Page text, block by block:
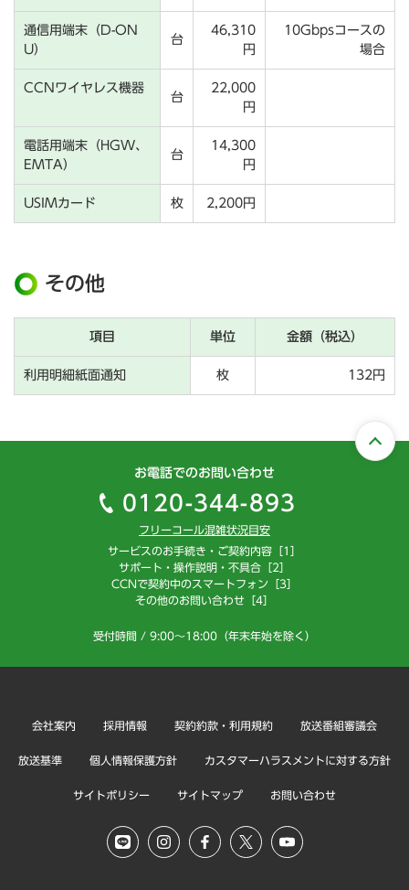
通信用端末（D-ON
U）
台
46,310
円
10Gbpsコースの
場合
CCNワイヤレス機器
台
22,000
円
電話用端末（HGW、
EMTA）
台
14,300
円
USIMカード 枚 2,200円
その他
項目 単位 金額（税込）
利用明細紙面通知 枚 132円
お電話でのお問い合わせ
0120-344-893
フリーコール混雑状況目安
サービスのお手続き・ご契約内容［1］
サポート・操作説明・不具合［2］
CCNで契約中のスマートフォン［3］
その他のお問い合わせ［4］
受付時間 / 9:00～18:00（年末年始を除く）
会社案内 採用情報 契約約款・利用規約 放送番組審議会
放送基準 個人情報保護方針 カスタマーハラスメントに対する方針
サイトポリシー サイトマップ お問い合わせ